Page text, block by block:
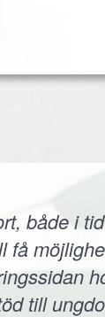
både i
få
till